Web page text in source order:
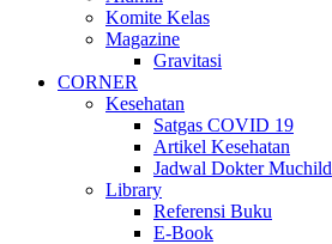
Komite Kelas
Magazine
Gravitasi
CORNER
Kesehatan
Satgas COVID 19
Artikel Kesehatan
Jadwal Dokter Muchild
Library
Referensi Buku
E-Book